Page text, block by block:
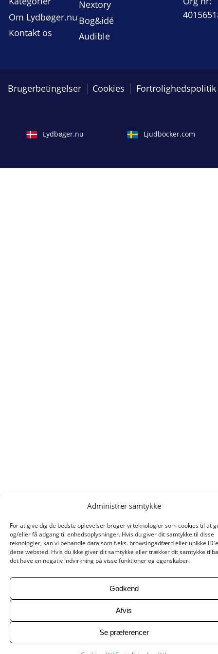
Administrer samtykke
For at give dig de bedste oplevelser bruger vi teknologier som cookies til at
og/eller få adgang til enhedsoplysninger. Hvis du giver dit samtykke til disse
teknologier, kan vi behandle data som f.eks. browsingadfærd eller unikke
dette websted. Hvis du ikke giver dit samtykke eller trækker dit samtykke
det have en negativ indvirkning på visse funktioner og egenskaber.
Godkend
Afvis
Se præferencer
Om Lydbøger.nu
Kontakt os
Nextory
Bog&idé
Audible
Brugerbetingelser Cookies Fortrolighedspolitik
Lydbøger.nu Ljudböcker.com